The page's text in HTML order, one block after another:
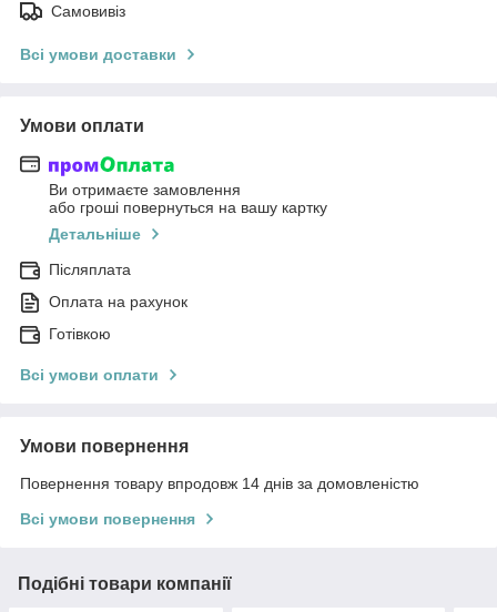
Самовивіз
Всі умови доставки
Умови оплати
Ви отримаєте замовлення
або гроші повернуться на вашу картку
Детальніше
Післяплата
Оплата на рахунок
Готівкою
Всі умови оплати
Умови повернення
Повернення товару впродовж 14 днів за домовленістю
Всі умови повернення
Подібні товари компанії